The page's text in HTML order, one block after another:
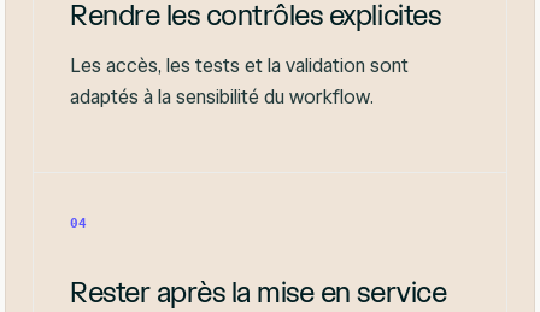
Rendre les contrôles explicites
Les accès, les tests et la validation sont
adaptés à la sensibilité du workflow.
04
Rester après la mise en service